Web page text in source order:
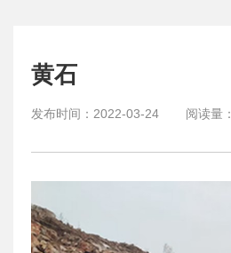
黄石
发布时间： 2022-03-24 阅读量：